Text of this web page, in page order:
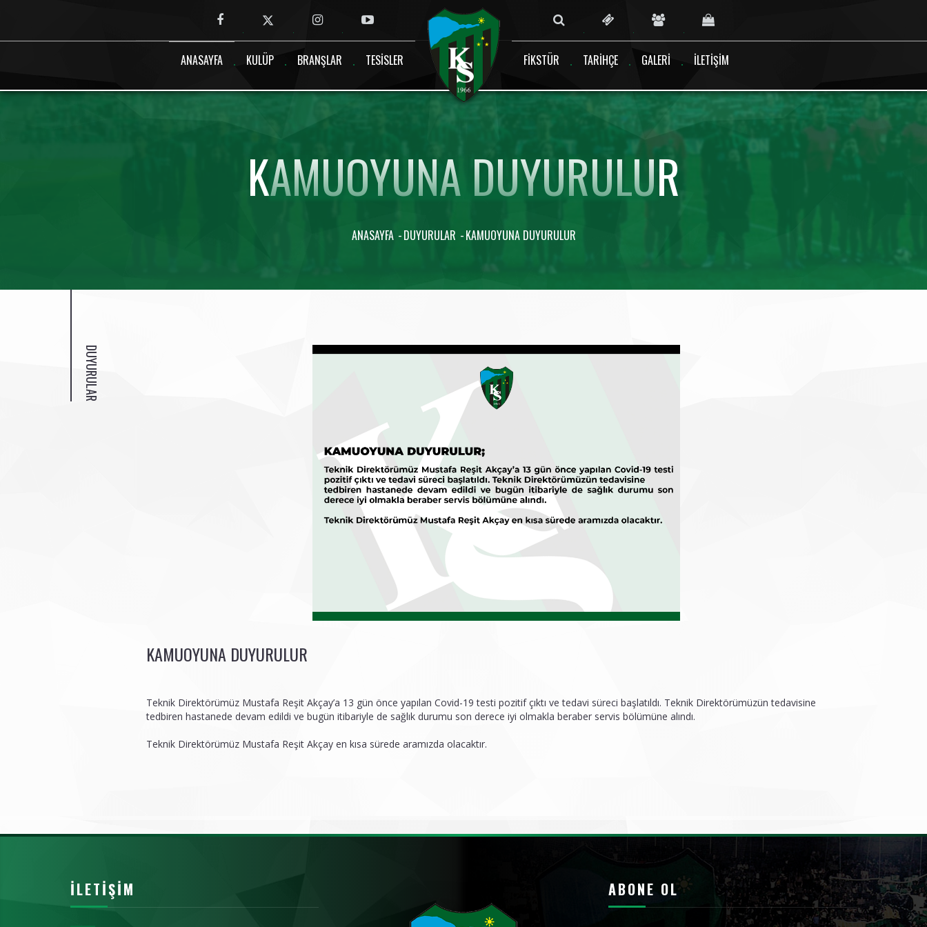
ANASAYFA KULÜP BRANŞLAR TESISLER FIKSTÜR TARIHÇE GALERI İLETIŞIM
KAMUOYUNA DUYURULUR
ANASAYFA DUYURULAR KAMUOYUNA DUYURULUR
DUYURULAR
KAMUOYUNA DUYURULUR
Teknik Direktörümüz Mustafa Reşit Akçay’a 13 gün önce yapılan Covid-19 testi pozitif çıktı ve tedavi süreci başlatıldı. Teknik Direktörümüzün tedavisine
tedbiren hastanede devam edildi ve bugün itibariyle de sağlık durumu son derece iyi olmakla beraber servis bölümüne alındı.
Teknik Direktörümüz Mustafa Reşit Akçay en kısa sürede aramızda olacaktır.
İLETIŞIM ABONE OL